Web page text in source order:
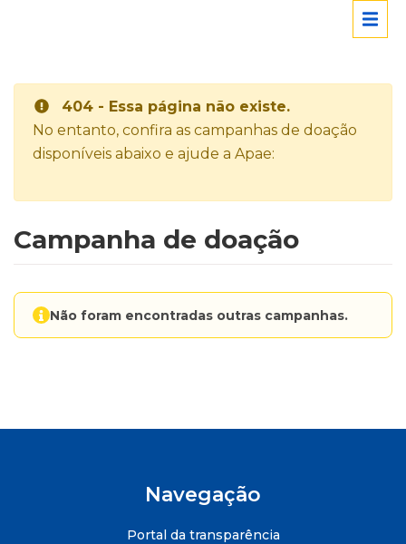
404 - Essa página não existe.
No entanto, confira as campanhas de doação
disponíveis abaixo e ajude a Apae:
Campanha de doação
Não foram encontradas outras campanhas.
Navegação
Portal da transparência